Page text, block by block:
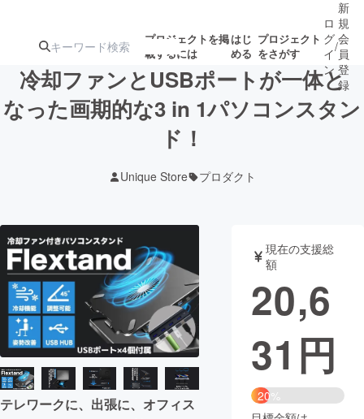
プロジェクトを掲
載するには
はじ
める
プロジェクト
をさがす
注目の新着プロ
テクノロジー・ガジェット
映像・映画 書籍・雑誌
ビジネス・起業 チャレンジ
まちづくり・地域活性化
ロ
グ
イ
ン
/
新
規
会
員
登
録
冷却ファンとUSBポートが一体と
なった画期的な3 in 1パソコンスタン
ド！
Unique Store プロダクト
テレワークに、出張に、オフィス
現在の支援総
額
20,6
31 円
20%